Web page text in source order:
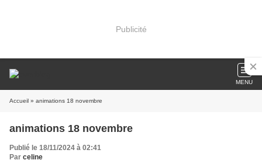
Publicité
MENU
Accueil » animations 18 novembre
animations 18 novembre
Publié le 18/11/2024 à 02:41
Par celine